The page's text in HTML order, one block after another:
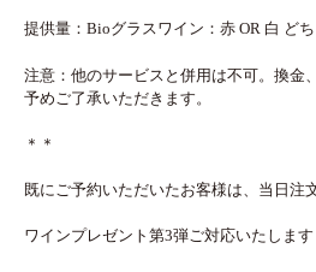
提供量：Bioグラスワイン：赤 OR 白 ど
注意：他のサービスと併用は不可。換金
予めご了承いただきます。
＊＊
既にご予約いただいたお客様は、当日注
ワインプレゼント第3弾ご対応いたします